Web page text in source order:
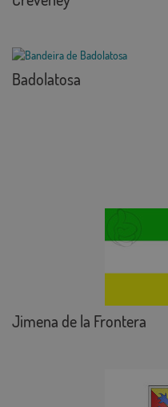
Badolatosa
Jimena de la Frontera